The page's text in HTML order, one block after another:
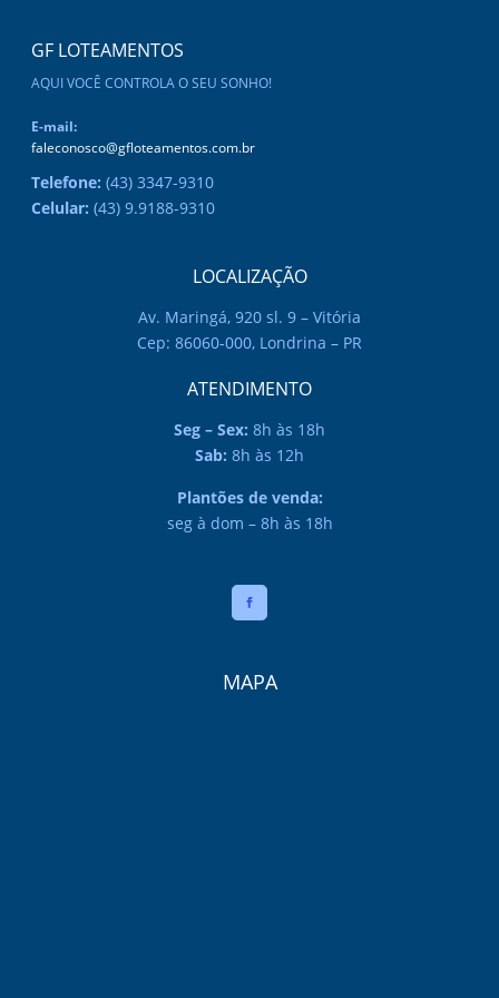
o
o
k
p
p er
GF LOTEAMENTOS
AQUI VOCÊ CONTROLA O SEU SONHO!
E-mail:
faleconosco@gfloteamentos.com.br
Telefone: (43) 3347-9310
Celular: (43) 9.9188-9310
LOCALIZAÇÃO
Av. Maringá, 920 sl. 9 – Vitória
Cep: 86060-000, Londrina – PR
ATENDIMENTO
Seg – Sex: 8h às 18h
Sab: 8h às 12h
Plantões de venda:
seg à dom – 8h às 18h
MAPA